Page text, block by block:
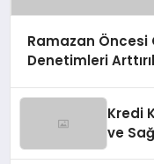
Ramazan Öncesi
Denetimleri
Kredi
ve